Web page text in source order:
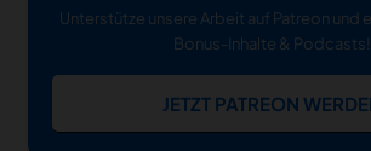
Unterstütze unsere Arbeit auf Patreon und
Bonus-Inhalte & Podcasts!
JETZT PATREON